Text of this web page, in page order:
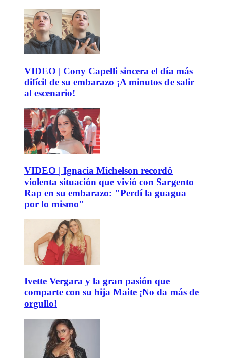
VIDEO | Cony Capelli sincera el día más
difícil de su embarazo ¡A minutos de salir
al escenario!
VIDEO | Ignacia Michelson recordó
violenta situación que vivió con Sargento
Rap en su embarazo: "Perdí la guagua
por lo mismo"
Ivette Vergara y la gran pasión que
comparte con su hija Maite ¡No da más de
orgullo!